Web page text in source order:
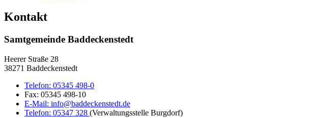
Kontakt
Samtgemeinde Baddeckenstedt
Heerer Straße 28
38271 Baddeckenstedt
Telefon: 05345 498-0
Fax: 05345 498-10
E-Mail: info@baddeckenstedt.de
Telefon: 05347 328 (Verwaltungsstelle Burgdorf)